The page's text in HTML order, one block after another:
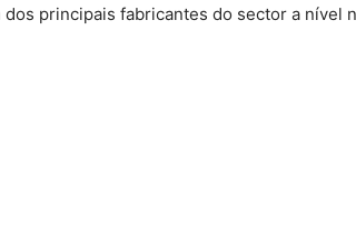
principais fabricantes do sector a nível